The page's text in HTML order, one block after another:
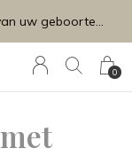
0
Gratis levering en montage bij plaatsen van uw geboortelijstje.